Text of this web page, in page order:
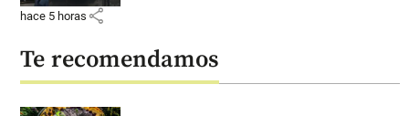
hace 5 horas share
Te recomendamos